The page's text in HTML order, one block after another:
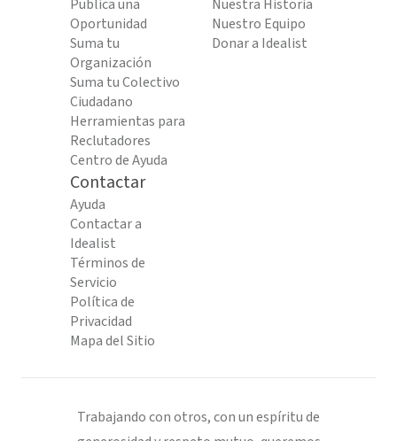
Publica una
Oportunidad
Suma tu
Organización
Suma tu Colectivo
Ciudadano
Herramientas para
Reclutadores
Centro de Ayuda
Nuestra Historia
Nuestro Equipo
Donar a Idealist
Contactar
Ayuda
Contactar a
Idealist
Términos de
Servicio
Política de
Privacidad
Mapa del Sitio
Trabajando con otros, con un espíritu de